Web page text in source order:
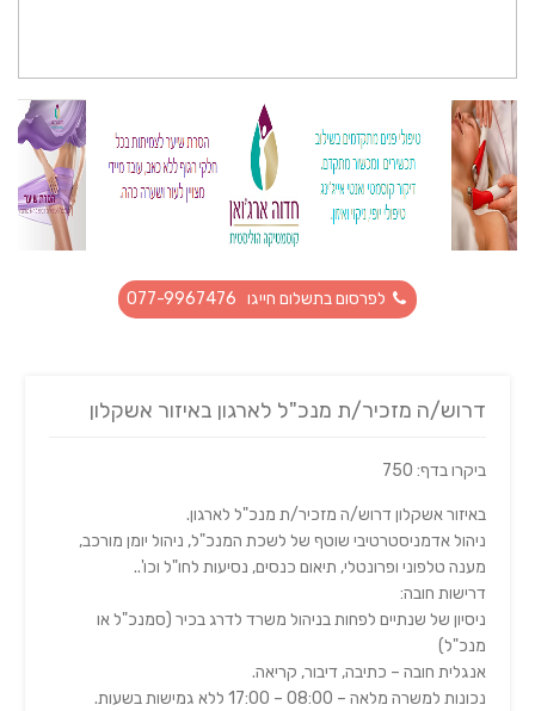
לפרסום בתשלום חייגו 077-9967476
דרוש/ה מזכיר/ת מנכ"ל לארגון באיזור אשקלון
ביקרו בדף: 750
באיזור אשקלון דרוש/ה מזכיר/ת מנכ"ל לארגון.
ניהול אדמניסטרטיבי שוטף של לשכת המנכ"ל, ניהול יומן מורכב,
מענה טלפוני ופרונטלי, תיאום כנסים, נסיעות לחו"ל וכו'..
דרישות חובה:
ניסיון של שנתיים לפחות בניהול משרד לדרג בכיר (סמנכ"ל או
מנכ"ל)
אנגלית חובה – כתיבה, דיבור, קריאה.
נכונות למשרה מלאה – 08:00 – 17:00 ללא גמישות בשעות.